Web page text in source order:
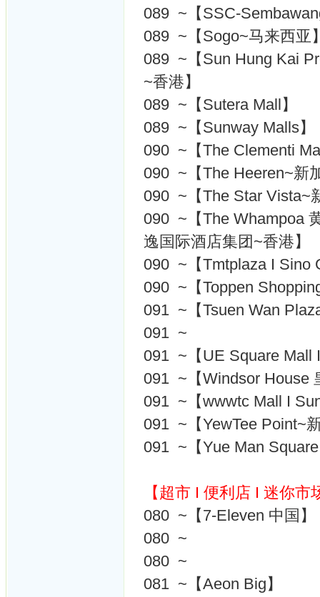
089 ~【SSC-
089 ~【Sogo~马来西亚
089 ~【Sun Hung Kai
~香港】
089 ~【Sutera Mall】
089 ~【Sunway Malls】
090 ~【The Clementi
090 ~【The Heeren~新
090 ~【The Star Vista~
090 ~【The Whampoa
逸国际酒店集团~香港】
090 ~【Tmtplaza I Sino
090 ~【Toppen
091 ~【Tsuen Wan
091 ~
091 ~【UE Square Mall
091 ~【Windsor House
091 ~【wwwtc Mall I
091 ~【YewTee Point~
091 ~【Yue Man
【超市 I 便利店 I 迷你
080 ~【7-Eleven 中国】
080 ~
080 ~
081 ~【Aeon Big】